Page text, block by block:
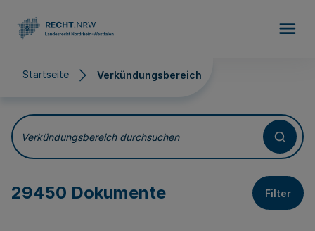
Startseite Verkündungsbereich
Verkündungsbereich
Verkündungsbereich durchsuchen
29450 Dokumente Filter